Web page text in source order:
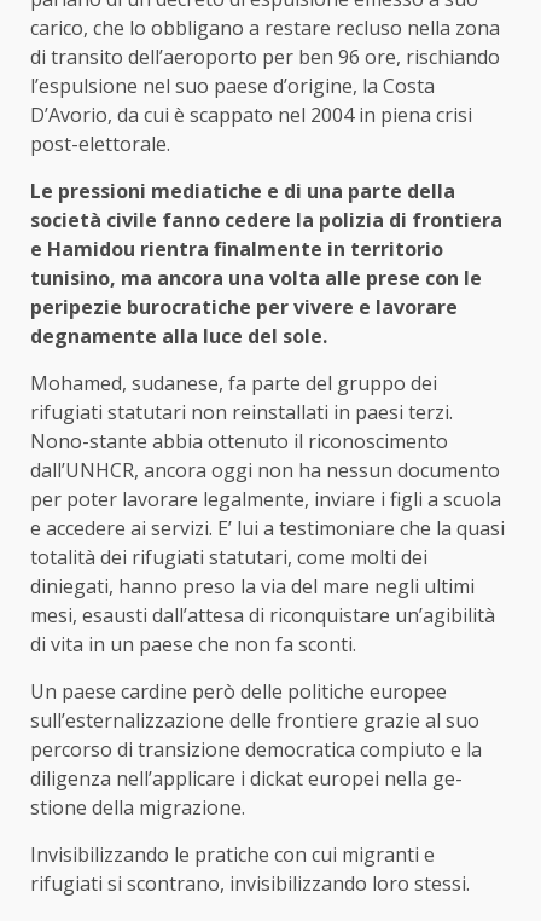
carico, che lo obbligano a restare recluso nella zona
di transito dell’aeroporto per ben 96 ore, rischiando
l’espulsione nel suo paese d’origine, la Costa
D’Avorio, da cui è scappato nel 2004 in piena crisi
post-elettorale.
Le pressioni mediatiche e di una parte della
società civile fanno cedere la polizia di frontiera
e Hamidou rientra finalmente in territorio
tunisino, ma ancora una volta alle prese con le
peripezie burocratiche per vivere e lavorare
degnamente alla luce del sole.
Mohamed, sudanese, fa parte del gruppo dei
rifugiati statutari non reinstallati in paesi terzi.
Nono-stante abbia ottenuto il riconoscimento
dall’UNHCR, ancora oggi non ha nessun documento
per poter lavorare legalmente, inviare i figli a scuola
e accedere ai servizi. E’ lui a testimoniare che la quasi
totalità dei rifugiati statutari, come molti dei
diniegati, hanno preso la via del mare negli ultimi
mesi, esausti dall’attesa di riconquistare un’agibilità
di vita in un paese che non fa sconti.
Un paese cardine però delle politiche europee
sull’esternalizzazione delle frontiere grazie al suo
percorso di transizione democratica compiuto e la
diligenza nell’applicare i dickat europei nella ge-
stione della migrazione.
Invisibilizzando le pratiche con cui migranti e
rifugiati si scontrano, invisibilizzando loro stessi.